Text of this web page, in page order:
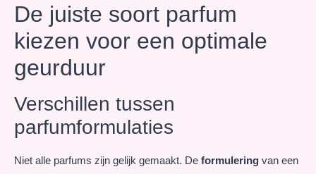
De juiste soort parfum
kiezen voor een optimale
geurduur
Verschillen tussen
parfumformulaties
Niet alle parfums zijn gelijk gemaakt. De formulering van een